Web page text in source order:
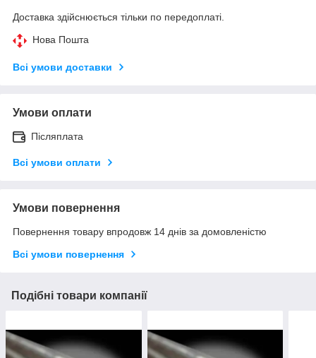
Доставка здійснюється тільки по передоплаті.
Нова Пошта
Всі умови доставки
Умови оплати
Післяплата
Всі умови оплати
Умови повернення
Повернення товару впродовж 14 днів за домовленістю
Всі умови повернення
Подібні товари компанії